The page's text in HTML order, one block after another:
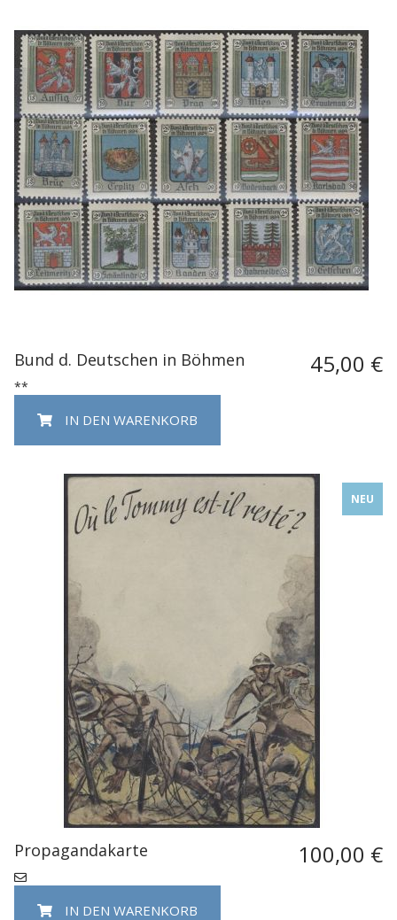
Bund d. Deutschen in Böhmen 45,00 €
**
IN DEN WARENKORB
NEU
Propagandakarte 100,00 €
IN DEN WARENKORB